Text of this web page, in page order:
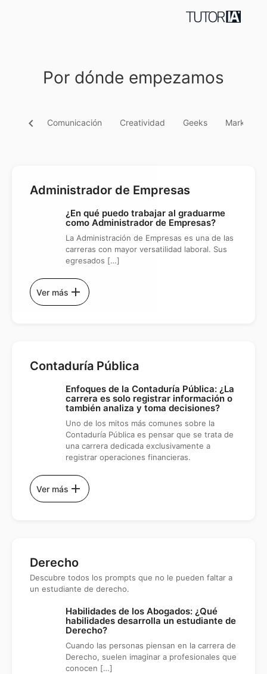
Por dónde empezamos
chevron_left Comunicación Creatividad Geeks Marketing
Administrador de Empresas
¿En qué puedo trabajar al graduarme
como Administrador de Empresas?
La Administración de Empresas es una de las
carreras con mayor versatilidad laboral. Sus
egresados […]
Ver más add
Contaduría Pública
Enfoques de la Contaduría Pública: ¿La
carrera es solo registrar información o
también analiza y toma decisiones?
Uno de los mitos más comunes sobre la
Contaduría Pública es pensar que se trata de
una carrera dedicada exclusivamente a
registrar operaciones financieras.
Ver más add
Derecho
Descubre todos los prompts que no le pueden faltar a
un estudiante de derecho.
Habilidades de los Abogados: ¿Qué
habilidades desarrolla un estudiante de
Derecho?
Cuando las personas piensan en la carrera de
Derecho, suelen imaginar a profesionales que
conocen […]